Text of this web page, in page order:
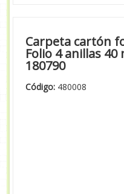
Carpeta cartón
Folio 4 anillas
180790
Código: 480008